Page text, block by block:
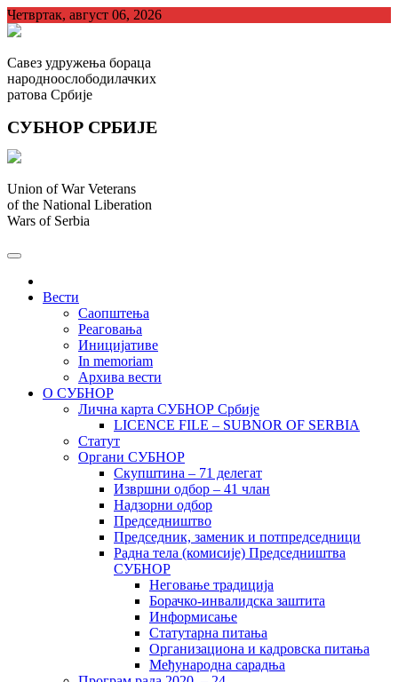
Skip
to
Четвртак, август 06, 2026
Савез удружења бораца
народноослободилачких
ратова Србије
СУБНОР СРБИЈЕ
Union of War Veterans
of the National Liberation
Wars of Serbia
Вести
Саопштења
Реаговања
Иницијативе
In memoriam
Архива вести
О СУБНОР
Лична карта СУБНОР Србије
LICENCE FILE – SUBNOR OF SERBIA
Статут
Органи СУБНОР
Скупштина – 71 делегат
Извршни одбор – 41 члан
Надзорни одбор
Председништво
Председник, заменик и потпредседници
Радна тела (комисије) Председништва
СУБНОР
Неговање традиција
Борачко-инвалидска заштита
Информисање
Статутарна питања
Организациона и кадровска питања
Међународна сарадња